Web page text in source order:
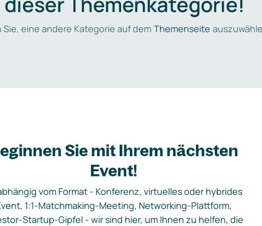
Sie, eine andere Kategorie auf dem Themenseite
Sie mit Ihrem nächsten
Event!
vom Format - Konferenz, virtuelles oder hybrides
1:1-Matchmaking-Meeting, Networking-Plattform,
Startup-Gipfel - wir sind hier, um Ihnen zu helfen, die